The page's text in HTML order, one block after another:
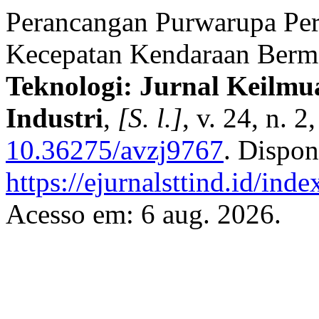
Perancangan Purwarupa
Kecepatan Kendaraan
Teknologi: Jurnal
Industri, [S. l.], v. 24, n.
10.36275/avzj9767.
https://ejurnalsttind.id/
Acesso em: 6 aug. 2026.